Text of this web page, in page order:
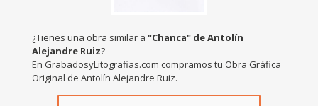
¿Tienes una obra similar a "Chanca" de Antolín
Alejandre Ruiz?
En GrabadosyLitografias.com compramos tu Obra Gráfica
Original de Antolín Alejandre Ruiz.